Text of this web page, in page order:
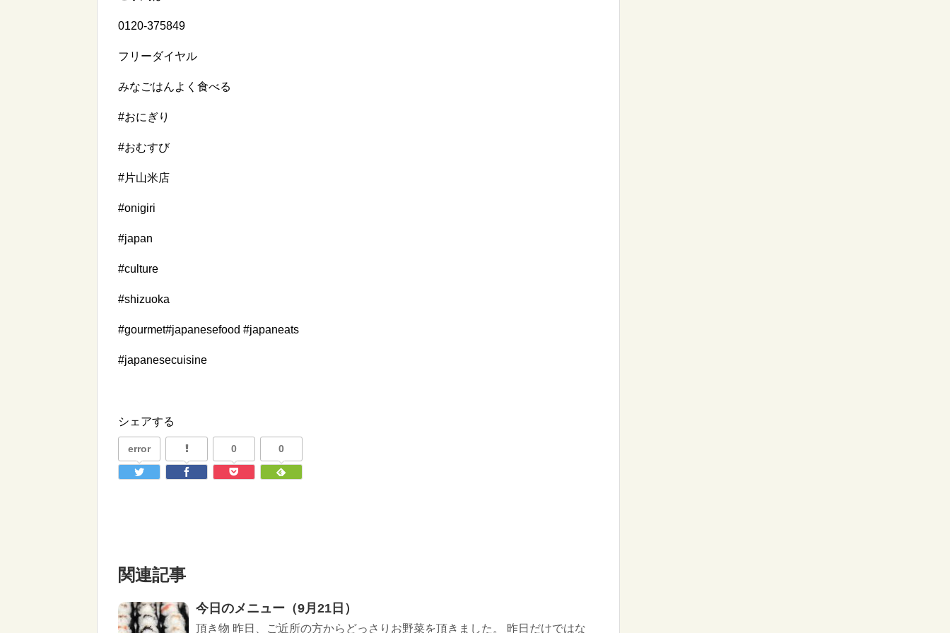
0120-375849
フリーダイヤル
みなごはんよく食べる
#おにぎり
#おむすび
#片山米店
#onigiri
#japan
#culture
#shizuoka
#gourmet#japanesefood #japaneats
#japanesecuisine
シェアする
error 0 0
関連記事
今日のメニュー（9月21日）
頂き物 昨日、ご近所の方からどっさりお野菜を頂きました。 昨日だけではな